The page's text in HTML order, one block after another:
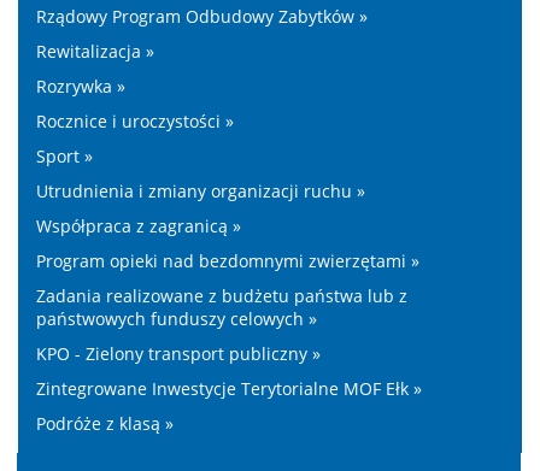
Rządowy Program Odbudowy Zabytków »
Rewitalizacja »
Rozrywka »
Rocznice i uroczystości »
Sport »
Utrudnienia i zmiany organizacji ruchu »
Współpraca z zagranicą »
Program opieki nad bezdomnymi zwierzętami »
Zadania realizowane z budżetu państwa lub z
państwowych funduszy celowych »
KPO - Zielony transport publiczny »
Zintegrowane Inwestycje Terytorialne MOF Ełk »
Podróże z klasą »